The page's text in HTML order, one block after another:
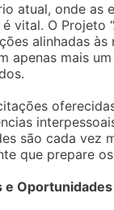
atual, onde as
vital. O Projeto
alinhadas
apenas mais
são cada vez
que prepare
e Oportunidades